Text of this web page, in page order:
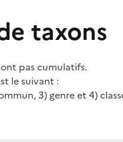
taxons
pas cumulatifs.
le suivant :
3) genre et 4)